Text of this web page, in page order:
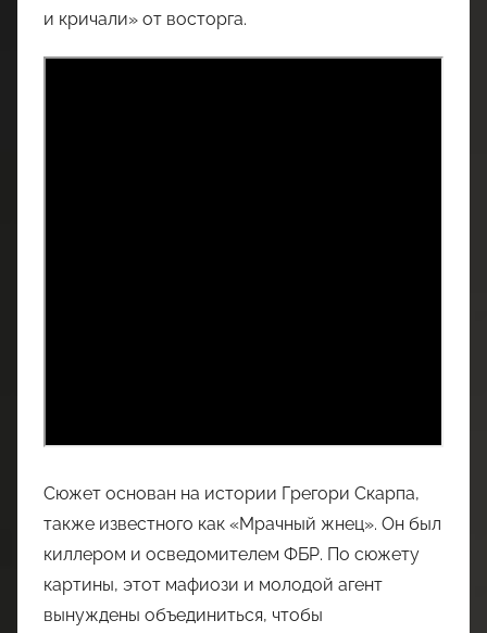
и кричали» от восторга.
Сюжет основан на истории Грегори Скарпа,
также известного как «Мрачный жнец». Он был
киллером и осведомителем ФБР. По сюжету
картины, этот мафиози и молодой агент
вынуждены объединиться, чтобы